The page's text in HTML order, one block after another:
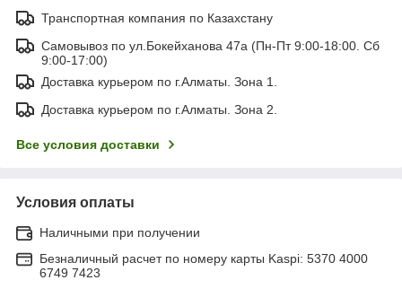
Транспортная компания по Казахстану
Самовывоз по ул.Бокейханова 47а (Пн-Пт 9:00-18:00. Сб
9:00-17:00)
Доставка курьером по г.Алматы. Зона 1.
Доставка курьером по г.Алматы. Зона 2.
Все условия доставки
Условия оплаты
Наличными при получении
Безналичный расчет по номеру карты Kaspi: 5370 4000
6749 7423